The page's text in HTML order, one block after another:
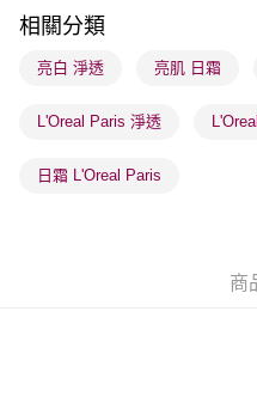
順豐站及營業點 - 確認發貨後1-
物流公司進行物流配送
相關分類
亮白 淨透 亮肌 日霜
L'Oreal Paris 淨透
日霜 L'Oreal Paris
商